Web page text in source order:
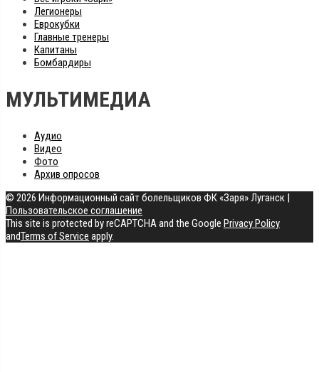
Легионеры
Еврокубки
Главные тренеры
Капитаны
Бомбардиры
МУЛЬТИМЕДИА
Аудио
Видео
Фото
Архив опросов
© 2026 Информационный сайт болельщиков ФК «Заря» Луганск |
Пользовательское соглашение
This site is protected by reCAPTCHA and the Google Privacy Policy
andTerms of Service apply.